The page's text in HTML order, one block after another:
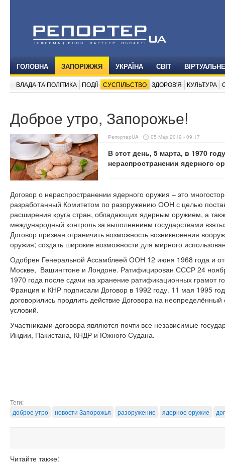
ГОЛОВНА ЗАПОРІЖЖЯ УКРАЇНА СВІТ
ВЛАДА ТА ПОЛІТИКА ПОДІЇ СУСПІЛЬСТВО ЗДОРОВ'Я КУЛЬТУРА
Доброе утро, Запорожье!
РепортерUA 05 Мар 2019 - 09:17
В этот день, 5 марта, в 1970
нераспространении ядерного
Договор о нераспространении ядерного оружия – это
разработанный Комитетом по разоружению ООН с целью
расширения круга стран, обладающих ядерным оружием, а
международный контроль за выполнением государствами
Договор призван ограничить возможность возникновения
оружия; создать широкие возможности для мирного
Одобрен Генеральной Ассамблеей ООН 12 июня 1968 года и
Москве, Вашингтоне и Лондоне. Ратифицирован СССР 24
1970 года после сдачи на хранение ратификационных грамот
Франция и КНР подписали Договор в 1992 году. 11 мая 1995
договорились продлить действие Договора на
условий.
Участниками договора являются почти все независимые
Индии, Пакистана, КНДР и Южного Судана.
Теги:
доброе утро
новости Запорожья разоружение ядерное оружие
Читайте также: